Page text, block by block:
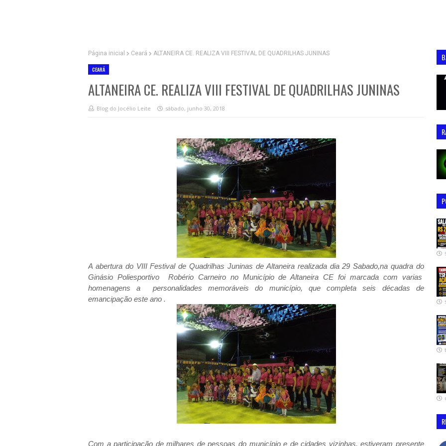
Página inicial Ceará ALTANEIRA CE. REALIZA VIII FESTIVAL DE QUADRILHAS JUNINAS
CEARÁ
ALTANEIRA CE. REALIZA VIII FESTIVAL DE QUADRILHAS JUNINAS
Blog do Jocélio Leite sábado, junho 30, 2018
A abertura do VIII Festival de Quadrilhas Juninas de Altaneira realizada dia 29 Sabado,na quadra do
Ginásio Poliesportivo Robério Carneiro no Município de Altaneira CE foi marcada com varias
homenagens a personalidades memoráveis do município, que completa seis décadas de
emancipação este ano .
Com a participação de milhares de pessoas do município e de cidades vizinhas, estiveram presente